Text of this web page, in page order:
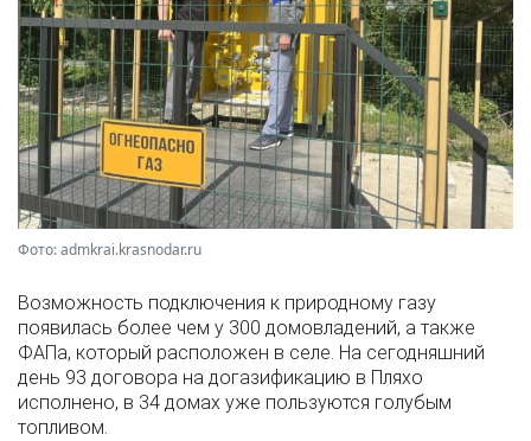
Фото: admkrai.krasnodar.ru
Возможность подключения к природному газу
появилась более чем у 300 домовладений, а также
ФАПа, который расположен в селе. На сегодняшний
день 93 договора на догазификацию в Пляхо
исполнено, в 34 домах уже пользуются голубым
топливом.